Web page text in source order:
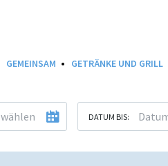
GEMEINSAM GETRÄNKE UND GRILL
DATUM BIS: